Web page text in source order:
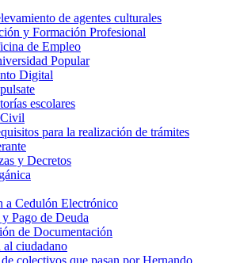
de agentes culturales
y Formación Profesional
de Empleo
Popular
Digital
escolares
para la realización de trámites
y Decretos
a Cedulón Electrónico
Pago de Deuda
de Documentación
ciudadano
colectivos que pasan por Hernando